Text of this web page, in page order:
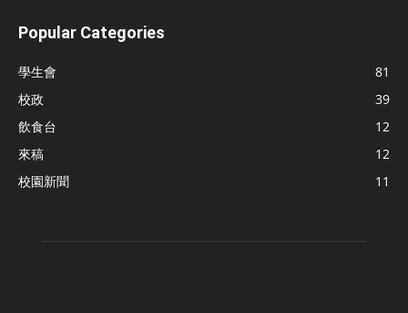
Popular Categories
學生會
81
校政
39
飲食台
12
來稿
12
校園新聞
11